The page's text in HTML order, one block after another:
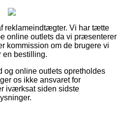
reklameindtægter. Vi har tætte
online outlets da vi præsenterer
kommission om de brugere vi
en bestilling.
og online outlets opretholdes
os ikke ansvaret for
iværksat siden sidste